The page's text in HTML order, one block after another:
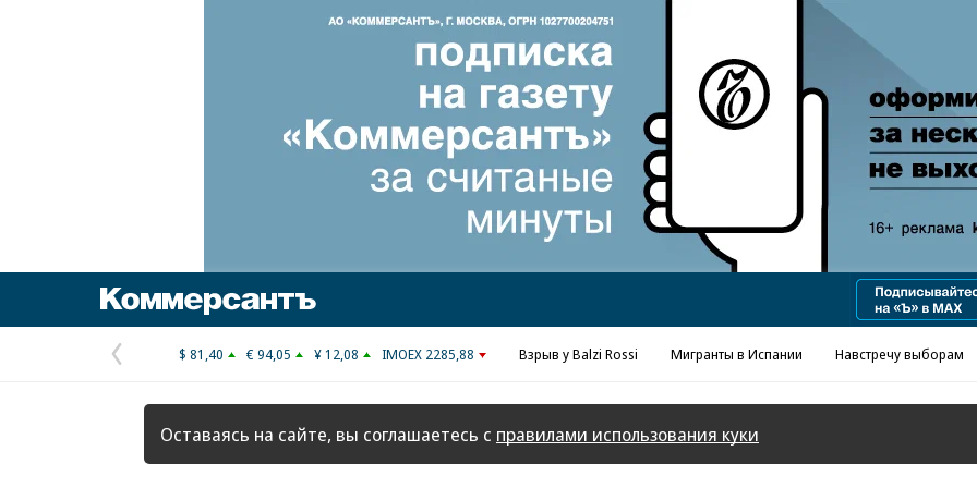
Реклама в «Ъ» www.kommersant.ru/ad
Предыдущая
страница
$ 81,40 € 94,05 ¥ 12,08 IMOEX 2285,88 Взрыв у Balzi Rossi Мигранты в Испании Навстречу выборам
Оставаясь на сайте, вы соглашаетесь с правилами использования куки